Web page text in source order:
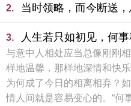
2. 当时领略，而今断送，
3. 人生若只如初见，何事
与意中人相处应当总像刚刚
样地温馨，那样地深情和快
为何成了今日的相离相弃？
情人间就是容易变心的。“何